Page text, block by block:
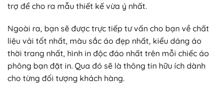
trợ để cho ra mẫu thiết kế vừa ý nhất.
Ngoài ra, bạn sẽ được trực tiếp tư vấn cho bạn về chất
liệu vải tốt nhất, màu sắc áo đẹp nhất, kiểu dáng áo
thời trang nhất, hình in độc đáo nhất trên mỗi chiếc áo
phông bạn đặt in. Qua đó sẽ là thông tin hữu ích dành
cho từng đối tượng khách hàng.